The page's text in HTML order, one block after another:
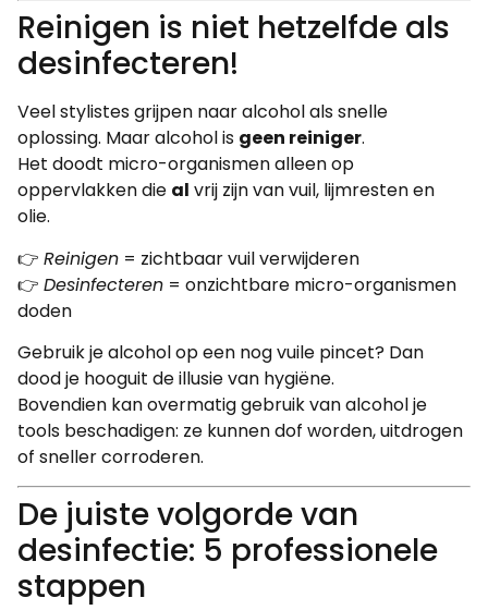
Reinigen is niet hetzelfde als
desinfecteren!
Veel stylistes grijpen naar alcohol als snelle
oplossing. Maar alcohol is geen reiniger.
Het doodt micro-organismen alleen op
oppervlakken die al vrij zijn van vuil, lijmresten en
olie.
👉 Reinigen = zichtbaar vuil verwijderen
👉 Desinfecteren = onzichtbare micro-organismen
doden
Gebruik je alcohol op een nog vuile pincet? Dan
dood je hooguit de illusie van hygiëne.
Bovendien kan overmatig gebruik van alcohol je
tools beschadigen: ze kunnen dof worden, uitdrogen
of sneller corroderen.
De juiste volgorde van
desinfectie: 5 professionele
stappen